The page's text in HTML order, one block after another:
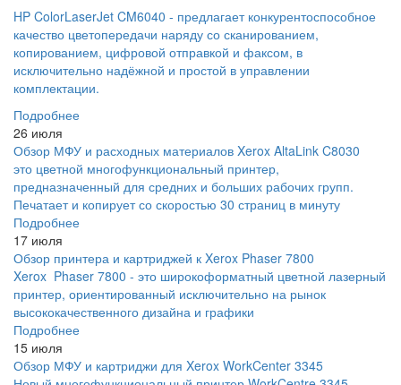
HP ColorLaserJet CM6040 - предлагает конкурентоспособное
качество цветопередачи наряду со сканированием,
копированием, цифровой отправкой и факсом, в
исключительно надёжной и простой в управлении
комплектации.
Подробнее
26 июля
Обзор МФУ и расходных материалов Xerox AltaLink C8030
это цветной многофункциональный принтер,
предназначенный для средних и больших рабочих групп.
Печатает и копирует со скоростью 30 страниц в минуту
Подробнее
17 июля
Обзор принтера и картриджей к Xerox Phaser 7800
Xerox Phaser 7800 - это широкоформатный цветной лазерный
принтер, ориентированный исключительно на рынок
высококачественного дизайна и графики
Подробнее
15 июля
Обзор МФУ и картриджи для Xerox WorkCenter 3345